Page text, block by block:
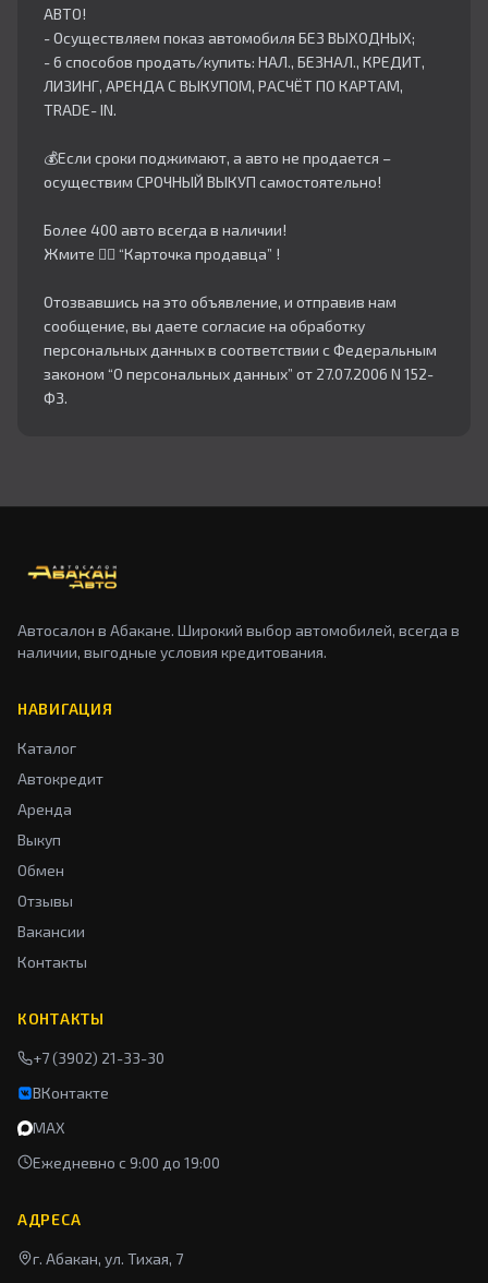
АВТО!
- Осуществляем показ автомобиля БЕЗ ВЫХОДНЫХ;
- 6 способов продать/купить: НАЛ., БЕЗНАЛ., КРЕДИТ,
ЛИЗИНГ, АРЕНДА С ВЫКУПОМ, РАСЧЁТ ПО КАРТАМ,
TRADE- IN.
💰Если сроки поджимают, а авто не продается –
осуществим СРОЧНЫЙ ВЫКУП самостоятельно!
Более 400 авто всегда в наличии!
Жмите 👇🏻 “Карточка продавца” !
Отозвавшись на это объявление, и отправив нам
сообщение, вы даете согласие на обработку
персональных данных в соответствии с Федеральным
законом “О персональных данных” от 27.07.2006 N 152-
ФЗ.
Автосалон в Абакане. Широкий выбор автомобилей, всегда в
наличии, выгодные условия кредитования.
НАВИГАЦИЯ
Каталог
Автокредит
Аренда
Выкуп
Обмен
Отзывы
Вакансии
Контакты
КОНТАКТЫ
+7 (3902) 21-33-30
ВКонтакте
MAX
Ежедневно с 9:00 до 19:00
АДРЕСА
г. Абакан, ул. Тихая, 7